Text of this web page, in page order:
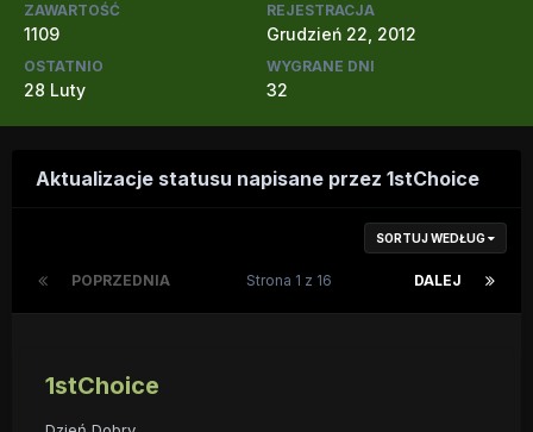
ZAWARTOŚĆ
1109
REJESTRACJA
Grudzień 22, 2012
OSTATNIO
28 Luty
WYGRANE DNI
32
Aktualizacje statusu napisane przez 1stChoice
SORTUJ WEDŁUG
POPRZEDNIA DALEJ
Strona 1 z 16
1stChoice